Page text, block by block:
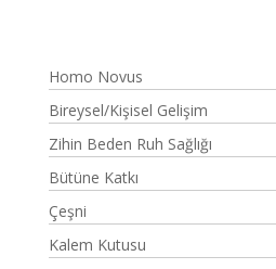
Homo Novus
Bireysel/Kişisel Gelişim
Zihin Beden Ruh Sağlığı
Bütüne Katkı
Çeşni
Kalem Kutusu